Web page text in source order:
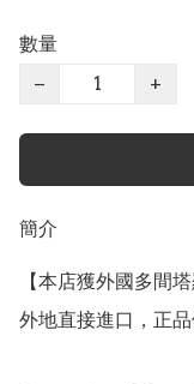
數量
−
+
簡介
【本店獲外國多間
外地直接進口，正品